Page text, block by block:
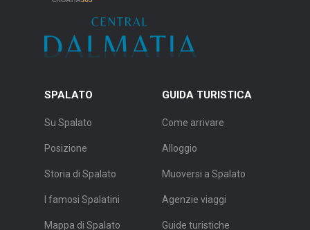
SPALATO
Su Spalato
Posizione
Storia di Spalato
I famosi Spalatini
Mappa di Spalato
GUIDA TURISTICA
Come arrivare
Alloggio
Muoversi a Spalato
Agenzie viaggi
Guide turistiche